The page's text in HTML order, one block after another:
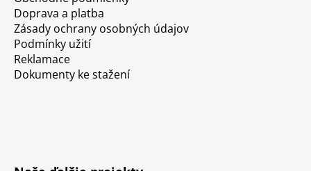
Doprava a platba
Zásady ochrany osobných údajov
Podmínky užití
Reklamace
Dokumenty ke stažení